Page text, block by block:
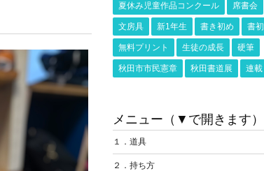
夏休み児童作品コンクール 席書会
文房具 新1年生 書き初め 書
無料プリント 生徒の成長 硬筆
秋田市市民憲章 秋田書道展 連載
メニュー（▼で開きます）
１．道具
２．持ち方